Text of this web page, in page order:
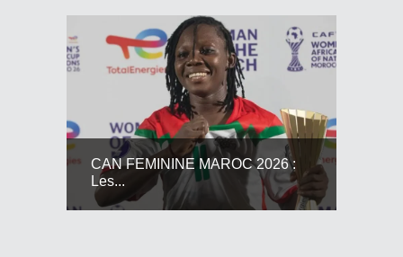
CAN FEMININE MAROC 2026 :
Les...